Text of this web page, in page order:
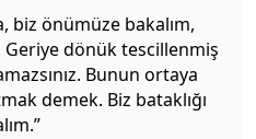
biz önümüze bakalım,
dönük tescillenmiş
Bunun ortaya
demek. Biz bataklığı